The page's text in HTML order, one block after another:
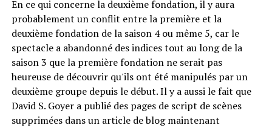
En ce qui concerne la deuxième fondation, il y aura
probablement un conflit entre la première et la
deuxième fondation de la saison 4 ou même 5, car le
spectacle a abandonné des indices tout au long de la
saison 3 que la première fondation ne serait pas
heureuse de découvrir qu'ils ont été manipulés par un
deuxième groupe depuis le début. Il y a aussi le fait que
David S. Goyer a publié des pages de script de scènes
supprimées dans un article de blog maintenant